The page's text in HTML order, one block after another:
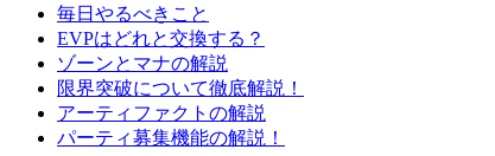
毎日やるべきこと
EVPはどれと交換する？
ゾーンとマナの解説
限界突破について徹底解説！
アーティファクトの解説
パーティ募集機能の解説！